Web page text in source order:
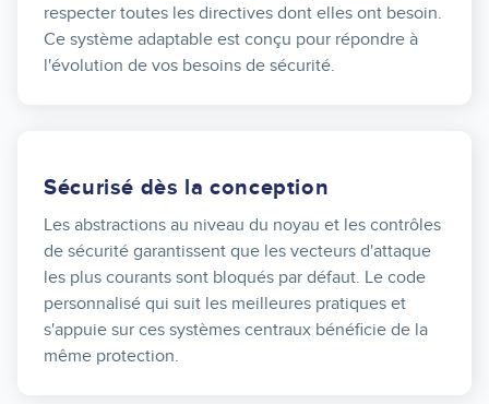
respecter toutes les directives dont elles ont besoin.
Ce système adaptable est conçu pour répondre à
l'évolution de vos besoins de sécurité.
Sécurisé dès la conception
Les abstractions au niveau du noyau et les contrôles
de sécurité garantissent que les vecteurs d'attaque
les plus courants sont bloqués par défaut. Le code
personnalisé qui suit les meilleures pratiques et
s'appuie sur ces systèmes centraux bénéficie de la
même protection.